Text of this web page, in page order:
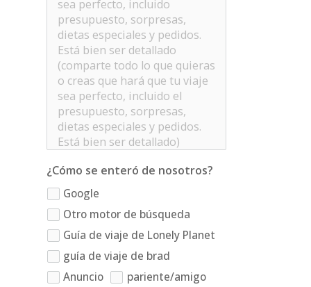
¿Cómo se enteró de nosotros?
Google
Otro motor de búsqueda
Guía de viaje de Lonely Planet
guía de viaje de brad
Anuncio
pariente/amigo